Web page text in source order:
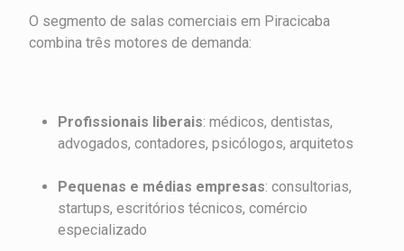
O segmento de salas comerciais em Piracicaba
combina três motores de demanda:
Profissionais liberais: médicos, dentistas,
advogados, contadores, psicólogos, arquitetos
Pequenas e médias empresas: consultorias,
startups, escritórios técnicos, comércio
especializado